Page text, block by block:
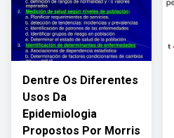
Dentre Os Diferentes
Usos Da
Epidemiologia
Propostos Por Morris